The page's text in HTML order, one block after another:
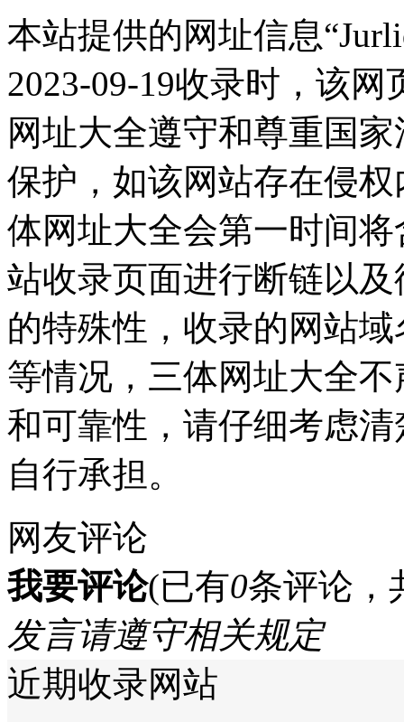
本站提供的网址信息
2023-09-19收录时，该
网址大全遵守和尊重国
保护，如该网站存在侵
体网址大全会第一时间
站收录页面进行断链以
的特殊性，收录的网站
等情况，三体网址大全
和可靠性，请仔细考虑
自行承担。
网友评论
我要评论(已有0条评论，
发言请遵守相关规定
近期收录网站